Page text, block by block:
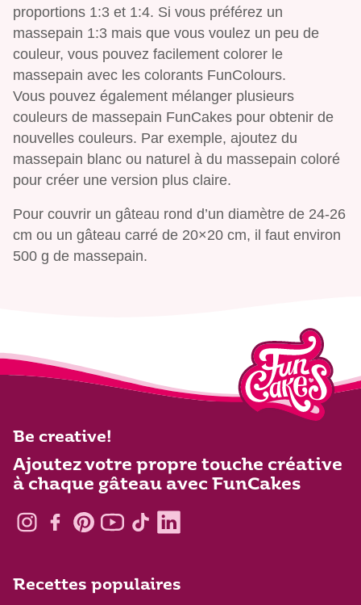
proportions 1:3 et 1:4. Si vous préférez un
massepain 1:3 mais que vous voulez un peu de
couleur, vous pouvez facilement colorer le
massepain avec les colorants FunColours.
Vous pouvez également mélanger plusieurs
couleurs de massepain FunCakes pour obtenir de
nouvelles couleurs. Par exemple, ajoutez du
massepain blanc ou naturel à du massepain coloré
pour créer une version plus claire.
Pour couvrir un gâteau rond d’un diamètre de 24-26
cm ou un gâteau carré de 20×20 cm, il faut environ
500 g de massepain.
Be creative!
Ajoutez votre propre touche créative
à chaque gâteau avec FunCakes
Recettes populaires